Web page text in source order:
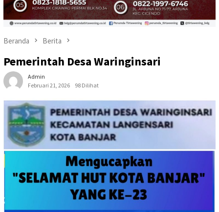
Beranda Berita
Pemerintah Desa Waringinsari
Admin
Februari 21, 2026
98 Dilihat